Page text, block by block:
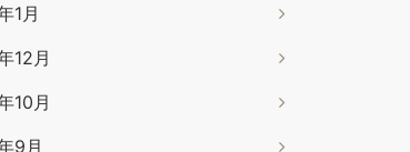
1月
12月
10月
9月